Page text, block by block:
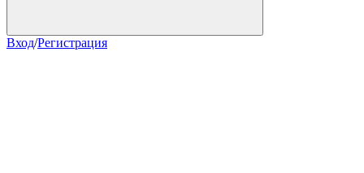
Вход/Регистрация